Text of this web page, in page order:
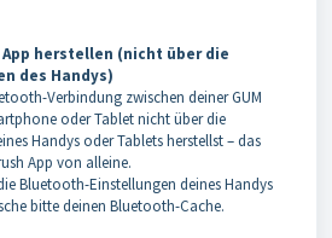
herstellen (nicht über die
des Handys)
Verbindung zwischen deiner GUM
oder Tablet nicht über die
Handys oder Tablets herstellst – das
App von alleine.
Bluetooth-Einstellungen deines Handys
bitte deinen Bluetooth-Cache.